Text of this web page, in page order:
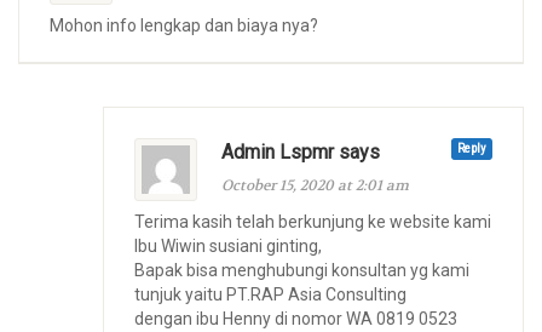
Mohon info lengkap dan biaya nya?
Reply
Admin Lspmr says
October 15, 2020 at 2:01 am
Terima kasih telah berkunjung ke website kami
Ibu Wiwin susiani ginting,
Bapak bisa menghubungi konsultan yg kami
tunjuk yaitu PT.RAP Asia Consulting
dengan ibu Henny di nomor WA 0819 0523